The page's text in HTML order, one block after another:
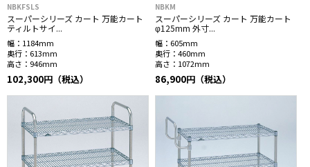
NBKFSLS
スーパーシリーズ カート 万能カート
ティルトサイ...
幅： 1184mm
奥行： 613mm
高さ： 946mm
102,300円（税込）
NBKM
スーパーシリーズ カート 万能カート
φ125mm 外寸...
幅： 605mm
奥行： 460mm
高さ： 1072mm
86,900円（税込）